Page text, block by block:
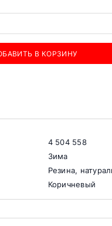
В КОРЗИНУ
4 504 558
Зима
Резина,
Коричневый